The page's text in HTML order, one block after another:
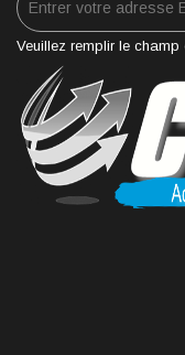
Veuillez remplir le champ